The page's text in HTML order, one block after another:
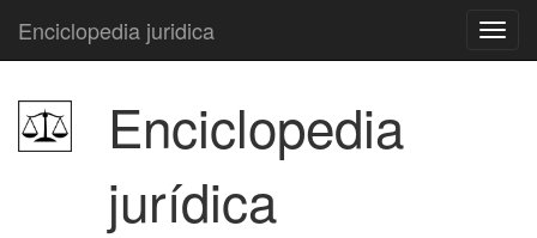
Enciclopedia juridica
Enciclopedia
jurídica